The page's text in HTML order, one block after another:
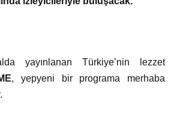
yayınlanan Türkiye’nin lezzet
, yepyeni bir programa merhaba